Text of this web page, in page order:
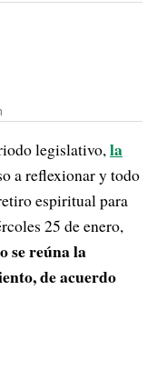
legislativo,la
a reflexionar y todo
espiritual para
25 de enero,
se reúna la
de acuerdo